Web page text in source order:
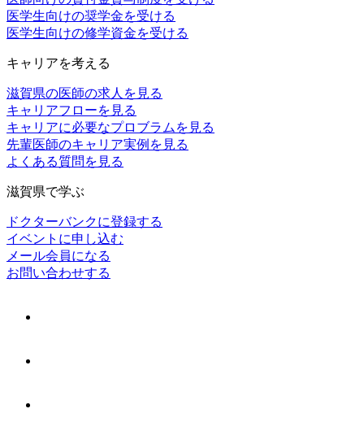
医学生向けの奨学金を受ける
医学生向けの修学資金を受ける
キャリアを考える
滋賀県の医師の求人を見る
キャリアフローを見る
キャリアに必要なプロブラムを見る
先輩医師のキャリア実例を見る
よくある質問を見る
滋賀県で学ぶ
ドクターバンクに登録する
イベントに申し込む
メール会員になる
お問い合わせする